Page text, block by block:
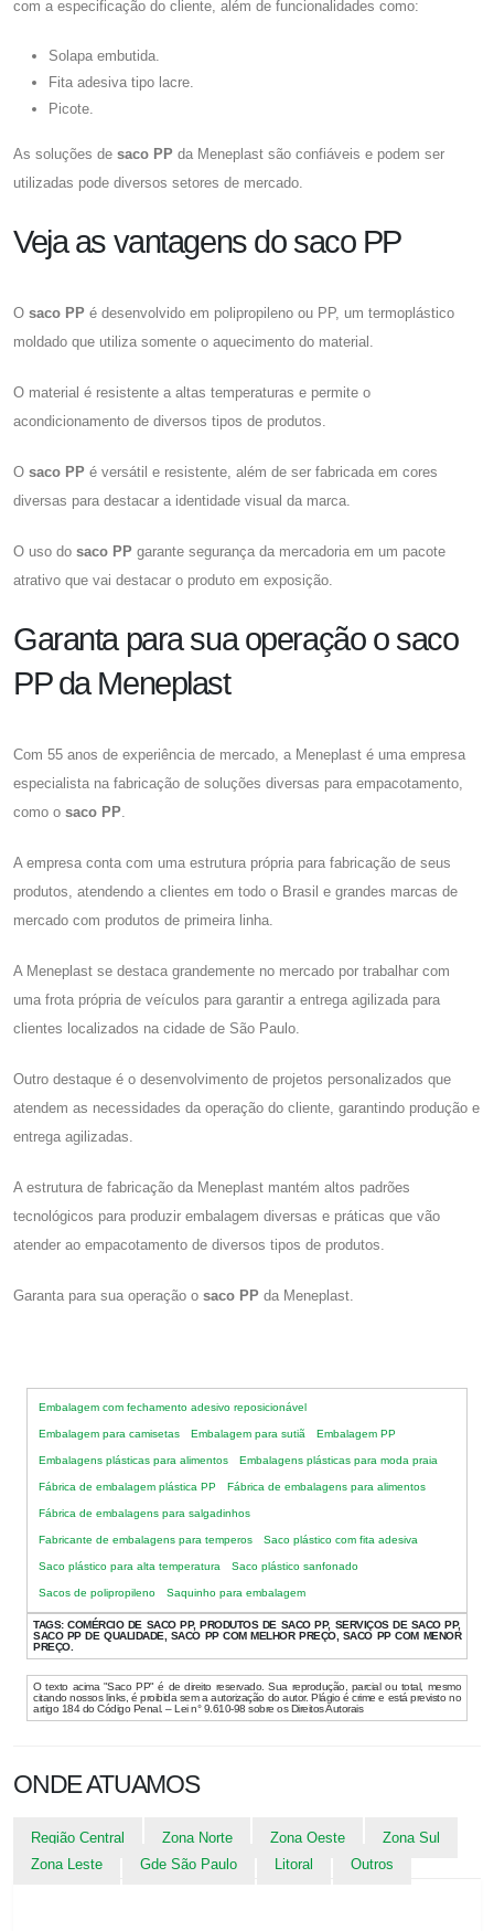
com a especificação do cliente, além de funcionalidades como:
Solapa embutida.
Fita adesiva tipo lacre.
Picote.
As soluções de saco PP da Meneplast são confiáveis e podem ser
utilizadas pode diversos setores de mercado.
Veja as vantagens do saco PP
O saco PP é desenvolvido em polipropileno ou PP, um termoplástico
moldado que utiliza somente o aquecimento do material.
O material é resistente a altas temperaturas e permite o
acondicionamento de diversos tipos de produtos.
O saco PP é versátil e resistente, além de ser fabricada em cores
diversas para destacar a identidade visual da marca.
O uso do saco PP garante segurança da mercadoria em um pacote
atrativo que vai destacar o produto em exposição.
Garanta para sua operação o saco
PP da Meneplast
Com 55 anos de experiência de mercado, a Meneplast é uma empresa
especialista na fabricação de soluções diversas para empacotamento,
como o saco PP.
A empresa conta com uma estrutura própria para fabricação de seus
produtos, atendendo a clientes em todo o Brasil e grandes marcas de
mercado com produtos de primeira linha.
A Meneplast se destaca grandemente no mercado por trabalhar com
uma frota própria de veículos para garantir a entrega agilizada para
clientes localizados na cidade de São Paulo.
Outro destaque é o desenvolvimento de projetos personalizados que
atendem as necessidades da operação do cliente, garantindo produção e
entrega agilizadas.
A estrutura de fabricação da Meneplast mantém altos padrões
tecnológicos para produzir embalagem diversas e práticas que vão
atender ao empacotamento de diversos tipos de produtos.
Garanta para sua operação o saco PP da Meneplast.
Embalagem com fechamento adesivo reposicionável
Embalagem para camisetas Embalagem para sutiã Embalagem PP
Embalagens plásticas para alimentos Embalagens plásticas para moda praia
Fábrica de embalagem plástica PP Fábrica de embalagens para alimentos
Fábrica de embalagens para salgadinhos
Fabricante de embalagens para temperos Saco plástico com fita adesiva
Saco plástico para alta temperatura Saco plástico sanfonado
Sacos de polipropileno Saquinho para embalagem
TAGS:COMÉRCIO DE SACO PP, PRODUTOS DE SACO PP, SERVIÇOS DE SACO PP,
SACO PP DE QUALIDADE, SACO PP COM MELHOR PREÇO, SACO PP COM MENOR
PREÇO.
O texto acima "Saco PP" é de direito reservado. Sua reprodução, parcial ou total, mesmo
citando nossos links, é proibida sem a autorização do autor. Plágio é crime e está previsto no
artigo 184 do Código Penal. – Lei n° 9.610-98 sobre os Direitos Autorais
ONDE ATUAMOS
Região Central Zona Norte Zona Oeste
Zona Sul
Zona Leste
Gde São Paulo Litoral Outros